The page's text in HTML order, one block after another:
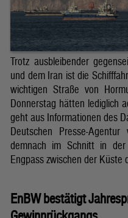
Trotz ausbleibender
und dem Iran ist die
wichtigen Straße von
Donnerstag hätten lediglich
geht aus Informationen des
Deutschen Presse-
demnach im Schnitt in der
Engpass zwischen der Küste
EnBW bestätigt